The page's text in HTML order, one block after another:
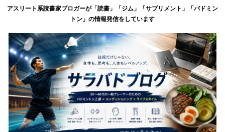
アスリート系読書家ブロガーが「読書」「ジム」「サプリメント」「バドミン
トン」の情報発信をしています